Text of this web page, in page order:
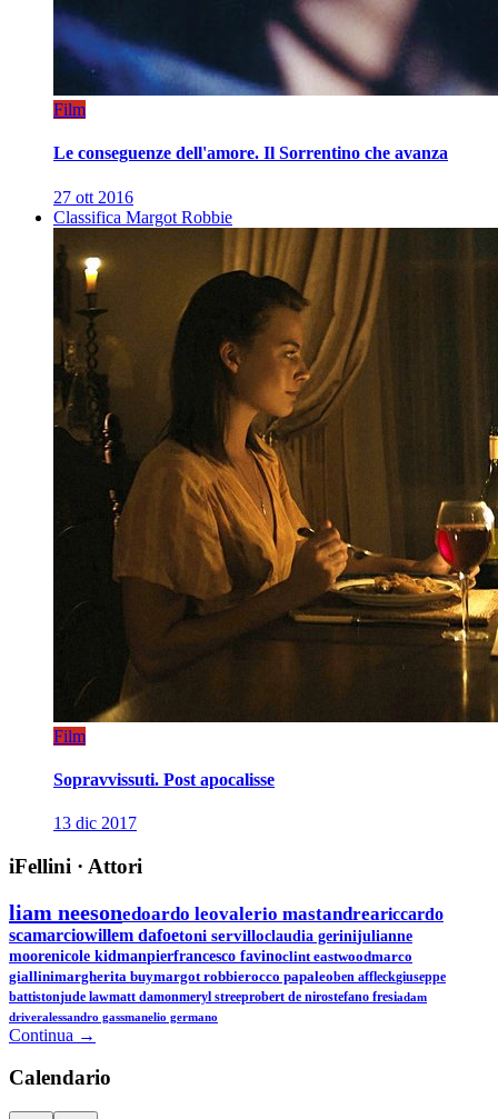
Film
Le conseguenze dell'amore. Il Sorrentino che avanza
27 ott 2016
Classifica Margot Robbie
Film
Sopravvissuti. Post apocalisse
13 dic 2017
iFellini · Attori
liam neesonedoardo leovalerio mastandreariccardo
scamarciowillem dafoetoni servilloclaudia gerinijulianne
moorenicole kidmanpierfrancesco favinoclint eastwoodmarco
giallinimargherita buymargot robbierocco papaleoben affleckgiuseppe
battistonjude lawmatt damonmeryl streeprobert de nirostefano fresiadam
driveralessandro gassmanelio germano
Continua →
Calendario